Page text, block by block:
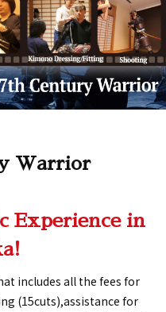
Warrior
Experience in
includes all the fees for
(15cuts),assistance for